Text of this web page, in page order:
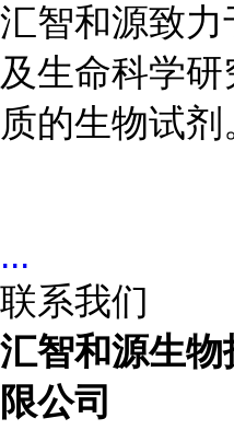
汇智和源致
及生命科学
质的生物试剂
...
联系我们
汇智和源生
限公司